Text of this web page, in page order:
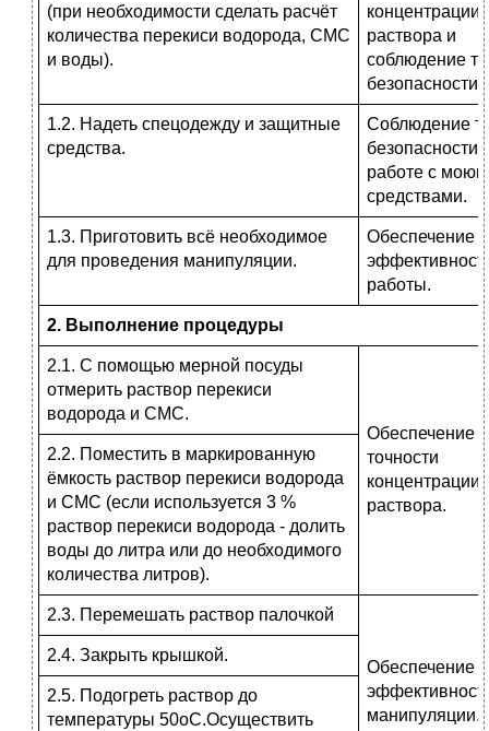
(при необходимости сделать расчёт
количества перекиси водорода, СМС
и воды).
концентрации
раствора и
соблюдение
безопасности.
1.2. Надеть спецодежду и защитные
средства.
Соблюдение
безопасности
работе с
средствами.
1.3. Приготовить всё необходимое
для проведения манипуляции.
Обеспечение
работы.
2. Выполнение процедуры
2.1. С помощью мерной посуды
отмерить раствор перекиси
водорода и СМС.
Обеспечение
точности
концентрации
раствора.
2.2. Поместить в маркированную
ёмкость раствор перекиси водорода
и СМС (если используется 3 %
раствор перекиси водорода - долить
воды до литра или до необходимого
количества литров).
2.3. Перемешать раствор палочкой
Обеспечение
манипуляции.
2.4. Закрыть крышкой.
2.5. Подогреть раствор до
температуры 50оС.Осуществить